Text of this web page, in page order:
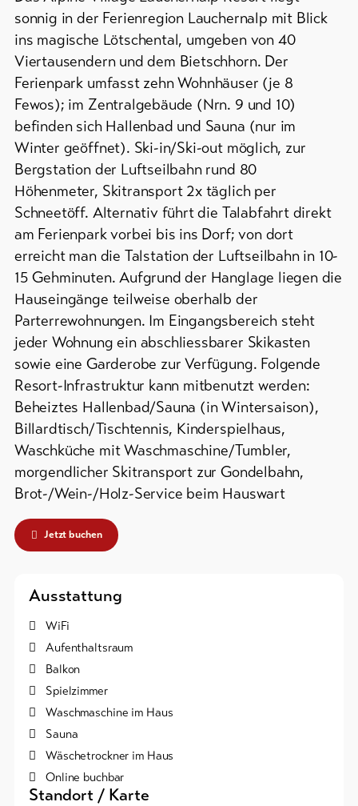
&
Service
Aktuelles
Webcams
Wetter
DEENFR
/
Zeltplätze
Berghütten
/
Gasthäuser
Weitere
Unterkünfte
Shops
Zur
Übersicht
Skipässe
Bike-
Gutscheine
Souvenirs
sonnig in der Ferienregion Lauchernalp mit Blick
ins magische Lötschental, umgeben von 40
Viertausendern und dem Bietschhorn. Der
Ferienpark umfasst zehn Wohnhäuser (je 8
Fewos); im Zentralgebäude (Nrn. 9 und 10)
befinden sich Hallenbad und Sauna (nur im
Winter geöffnet). Ski-in/Ski-out möglich, zur
Bergstation der Luftseilbahn rund 80
Höhenmeter, Skitransport 2x täglich per
Schneetöff. Alternativ führt die Talabfahrt direkt
am Ferienpark vorbei bis ins Dorf; von dort
erreicht man die Talstation der Luftseilbahn in 10-
15 Gehminuten. Aufgrund der Hanglage liegen die
Hauseingänge teilweise oberhalb der
Parterrewohnungen. Im Eingangsbereich steht
jeder Wohnung ein abschliessbarer Skikasten
sowie eine Garderobe zur Verfügung. Folgende
Resort-Infrastruktur kann mitbenutzt werden:
Beheiztes Hallenbad/Sauna (in Wintersaison),
Billardtisch/Tischtennis, Kinderspielhaus,
Waschküche mit Waschmaschine/Tumbler,
morgendlicher Skitransport zur Gondelbahn,
Brot-/Wein-/Holz-Service beim Hauswart
Jetzt buchen
Ausstattung
WiFi
Aufenthaltsraum
Balkon
Spielzimmer
Waschmaschine im Haus
Sauna
Wäschetrockner im Haus
Online buchbar
Standort / Karte